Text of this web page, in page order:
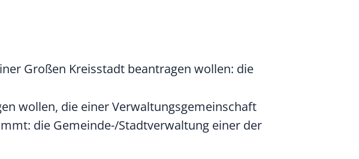
Großen Kreisstadt beantragen wollen: die
wollen, die einer Verwaltungsgemeinschaft
die Gemeinde-/Stadtverwaltung einer der